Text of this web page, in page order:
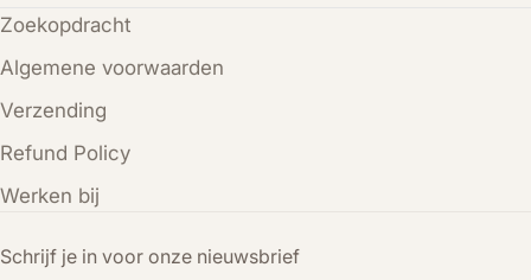
Schrijf je in voor onze nieuwsbrief
Zoekopdracht
Algemene voorwaarden
Verzending
Refund Policy
Werken bij